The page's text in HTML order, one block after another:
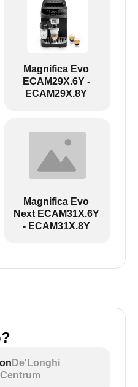
EX:2:
Magnifica Evo
ECAM29X.6Y -
ECAM29X.8Y
Magnifica Evo
Next ECAM31X.6Y
- ECAM31X.8Y
De'Longhi